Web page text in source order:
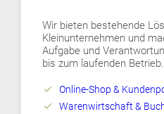
Wir bieten bestehende
Kleinunternehmen und
Aufgabe und
bis zum laufenden Betrieb.
check Online-Shop &
check Warenwirtschaft &